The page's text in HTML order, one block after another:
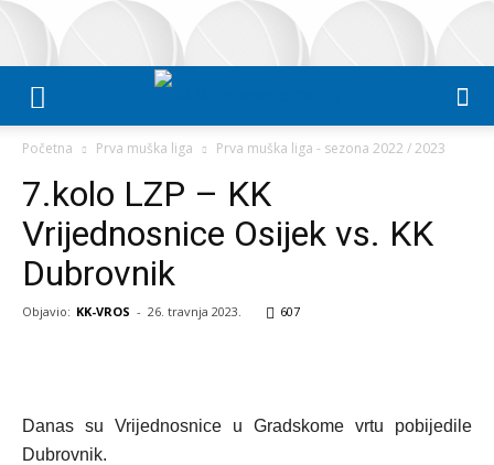
Početna Prva muška liga Prva muška liga - sezona 2022 / 2023
7.kolo LZP – KK
Vrijednosnice Osijek vs. KK
Dubrovnik
Objavio: KK-VROS - 26. travnja 2023. 607
Danas su Vrijednosnice u Gradskome vrtu pobijedile
Dubrovnik.